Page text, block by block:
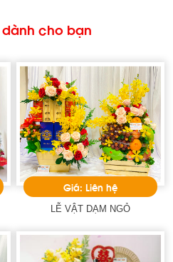
cho bạn
Giá: Liên hệ
LỄ VẬT DẠM NGỎ